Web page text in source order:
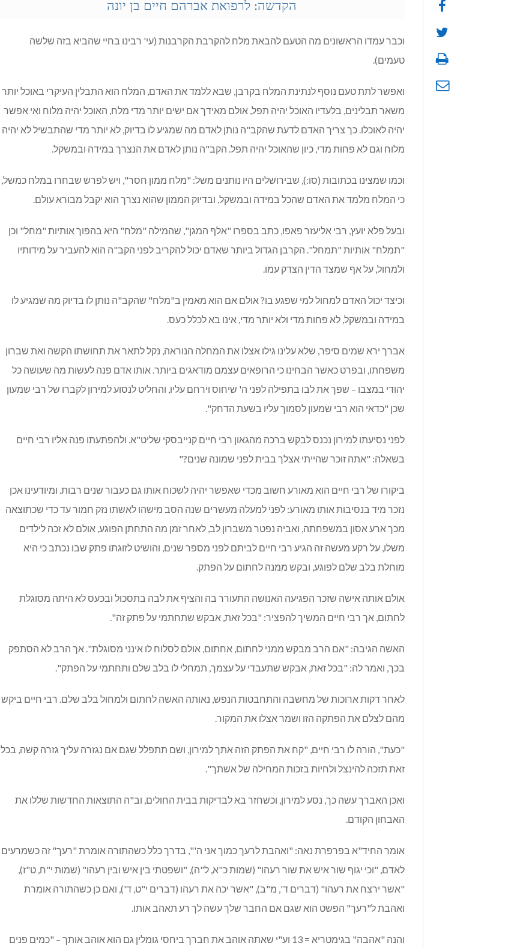
הקדשה: לרפואת אברהם חיים בן יונה
וכבר עמדו הראשונים מה הטעם להבאת מלח להקרבת הקרבנות (עי' רבינו בחיי שהביא בזה שלשה
טעמים).
ואפשר לתת טעם נוסף לנתינת המלח בקרבן, שבא ללמד את האדם, המלח הוא התבלין העיקרי באוכל יותר
משאר תבלינים, בלעדיו האוכל יהיה תפל, אולם מאידך אם ישים יותר מדי מלח, האוכל יהיה מלוח ואי אפשר
יהיה לאוכלו. כך צריך האדם לדעת שהקב"ה נותן לאדם מה שמגיע לו בדיוק, לא יותר מדי שהתבשיל לא יהיה
מלוח וגם לא פחות מדי, כיון שהאוכל יהיה תפל. הקב"ה נותן לאדם את הנצרך במידה ובמשקל.
וכמו שמצינו בכתובות (סו:), שבירושלים היו נותנים משל: "מלח ממון חסר", ויש לפרש שבחרו במלח כמשל,
כי המלח מלמד את האדם שהכל במידה ובמשקל, ובדיוק הממון שהוא נצרך הוא יקבל מבורא עולם.
ובעל פלא יועץ, רבי אליעזר פאפו, כתב בספרו "אלף המגן", שהמילה "מלח" היא בהפוך אותיות "מחל" וכן
"תמלח" אותיות "תמחל". הקרבן הגדול ביותר שאדם יכול להקריב לפני הקב"ה הוא להעביר על מידותיו
ולמחול, על אף שמצד הדין הצדק עמו.
וכיצד יכול האדם למחול למי שפגע בו? אולם אם הוא מאמין ב"מלח" שהקב"ה נותן לו בדיוק מה שמגיע לו
במידה ובמשקל, לא פחות מדי ולא יותר מדי, אינו בא לכלל כעס.
אברך ירא שמים סיפר, שלא עלינו גילו אצלו את המחלה הנוראה, נקל לתאר את תחושתו הקשה ואת שברון
משפחתו, ובפרט כאשר הבחינו כי הרופאים עצמם מודאגים ביותר. אותו אדם פנה לעשות מה שעושה כל
יהודי במצבו – שפך את לבו בתפילה לפני ה' שיחוס וירחם עליו, והחליט לנסוע למירון לקברו של רבי שמעון
שכן "כדאי הוא רבי שמעון לסמוך עליו בשעת הדחק".
לפני נסיעתו למירון נכנס לבקש ברכה מהגאון רבי חיים קנייבסקי שליט"א. ולהפתעתו פנה אליו רבי חיים
בשאלה: "אתה זוכר שהייתי אצלך בבית לפני שמונה שנים?"
ביקורו של רבי חיים הוא מאורע חשוב מכדי שאפשר יהיה לשכוח אותו גם כעבור שנים רבות. ומיודעינו אכן
נזכר מיד בנסיבות אותו מאורע: לפני למעלה מעשרים שנה הסב מישהו לאשתו נזק חמור עד כדי שכתוצאה
מכך ארע אסון במשפחתה, ואביה נפטר משברון לב, לאחר זמן מה התחתן הפוגע, אולם לא זכה לילדים
משלו, על רקע מעשה זה הגיע רבי חיים לביתם לפני מספר שנים, והושיט לזוגתו פתק שבו נכתב כי היא
מוחלת בלב שלם לפוגע, ובקש ממנה לחתום על הפתק.
אולם אותה אישה שזכר הפגיעה האנושה התעורר בה והציף את לבה בתסכול ובכעס לא היתה מסוגלת
לחתום, אך רבי חיים המשיך להפציר: "בכל זאת, אבקש שתחתמי על פתק זה".
האשה הגיבה: "אם הרב מבקש ממני לחתום, אחתום, אולם לסלוח לו אינני מסוגלת". אך הרב לא הסתפק
בכך, ואמר לה: "בכל זאת, אבקש שתעבדי על עצמך, תמחלי לו בלב שלם ותחתמי על הפתק".
לאחר דקות ארוכות של מחשבה והתחבטות הנפש, נאותה האשה לחתום ולמחול בלב שלם. רבי חיים ביקש
מהם לצלם את הפתקה הזו ושמר אצלו את המקור.
"כעת", הורה לו רבי חיים, "קח את הפתק הזה אתך למירון, ושם תתפלל שגם אם נגזרה עליך גזרה קשה, בכל
זאת תזכה להינצל ולחיות בזכות המחילה של אשתך".
ואכן האברך עשה כך, נסע למירון, וכשחזר בא לבדיקות בבית החולים, וב"ה התוצאות החדשות שללו את
האבחון הקודם.
אומר החיד"א בפרפרת נאה: "ואהבת לרעך כמוך אני ה'", בדרך כלל כשהתורה אומרת "רעך" זה כשמרעים
לאדם, "וכי יגוף שור איש את שור רעהו" (שמות כ"א, ל"ה), "ושפטתי בין איש ובין רעהו" (שמות י"ח, ט"ז),
"אשר ירצח את רעהו" (דברים ד', מ"ב), "אשר יכה את רעהו (דברים י"ט, ד'), ואם כן כשהתורה אומרת
ואהבת ל"רעך" הפשט הוא שגם אם החבר שלך עשה לך רע תאהב אותו.
והנה "אהבה" בגימטריא = 13 וע"י שאתה אוהב את חברך ביחסי גומלין גם הוא אוהב אותך – "כמים פנים